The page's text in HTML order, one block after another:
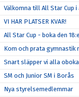
Välkomna till All Star Cup
VI HAR PLATSER KVAR!
All Star Cup - boka den
Kom och prata gymnastik
Snart släpper vi alla
SM och Junior SM i Borås
Nya styrelsemedlemmar